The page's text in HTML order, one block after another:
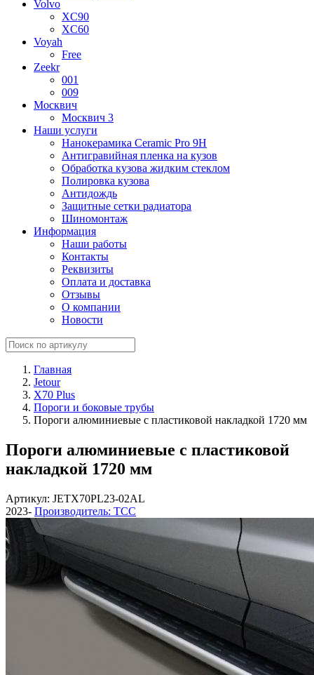
Volvo
XC90
XC60
Voyah
Free
Zeekr
001
009
Москвич
Москвич 3
Наши услуги
Нанокерамика Ceramic Pro 9H
Антигравийная пленка на кузов
Обработка кузова жидким стеклом
Полировка кузова
Антидождь
Защитные сетки радиатора
Шиномонтаж
Информация
Наши работы
Контакты
Реквизиты
Оплата и доставка
Отзывы
О компании
Новости
Главная
Jetour
X70 Plus
Пороги и боковые трубы
Пороги алюминиевые с пластиковой накладкой 1720 мм
Пороги алюминиевые с пластиковой
накладкой 1720 мм
Артикул: JETX70PL23-02AL
2023- Производитель: ТСС